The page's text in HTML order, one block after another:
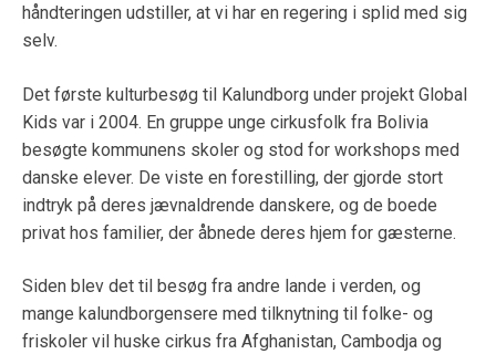
håndteringen udstiller, at vi har en regering i splid med sig
selv.
Det første kulturbesøg til Kalundborg under projekt Global
Kids var i 2004. En gruppe unge cirkusfolk fra Bolivia
besøgte kommunens skoler og stod for workshops med
danske elever. De viste en forestilling, der gjorde stort
indtryk på deres jævnaldrende danskere, og de boede
privat hos familier, der åbnede deres hjem for gæsterne.
Siden blev det til besøg fra andre lande i verden, og
mange kalundborgensere med tilknytning til folke- og
friskoler vil huske cirkus fra Afghanistan, Cambodja og